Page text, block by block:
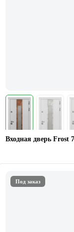
Входная дверь Frost
Под заказ